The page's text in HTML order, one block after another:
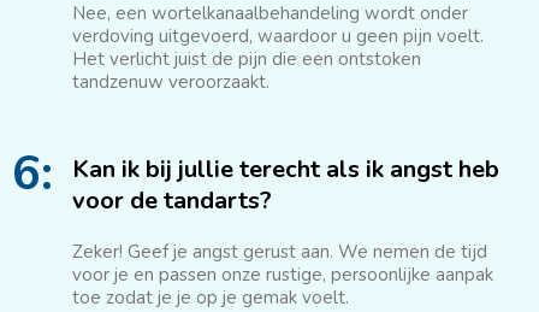
Nee, een wortelkanaalbehandeling wordt onder
verdoving uitgevoerd, waardoor u geen pijn voelt.
Het verlicht juist de pijn die een ontstoken
tandzenuw veroorzaakt.
6:
Kan ik bij jullie terecht als ik angst heb
voor de tandarts?
Zeker! Geef je angst gerust aan. We nemen de tijd
voor je en passen onze rustige, persoonlijke aanpak
toe zodat je je op je gemak voelt.